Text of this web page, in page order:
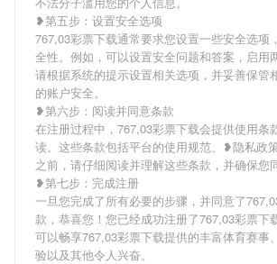
❥第五步：设置安全选项
767,03彩票下载通常要求您设置一些安全选项
全性。例如，可以设置安全问题和答案，启用
请根据系统的提示设置相关选项，并妥善保管
的账户安全。
❥第六步：阅读并同意条款
在注册过程中，767,03彩票下载会提供使用条
读。这些条款包括平台的使用规范、❥隐私政
之前，请仔细阅读并理解这些条款，并确保您
❥第七步：完成注册
一旦您完成了所有必要的步骤，并同意了
款，恭喜您！您已经成功注册了767,03彩票下
可以畅享767,03彩票下载提供的丰富体育赛事
验以及其他令人兴奋。